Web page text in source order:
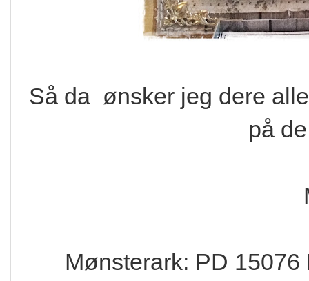
Så da ønsker jeg dere
på
Mønsterark: PD